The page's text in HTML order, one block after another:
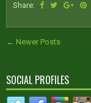
Share:
← Newer Posts
SOCIAL PROFILES